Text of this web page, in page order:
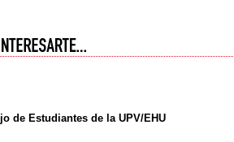
de Estudiantes de la UPV/EHU